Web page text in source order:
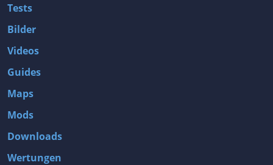
Tests
Bilder
Videos
Guides
Maps
Mods
Downloads
Wertungen